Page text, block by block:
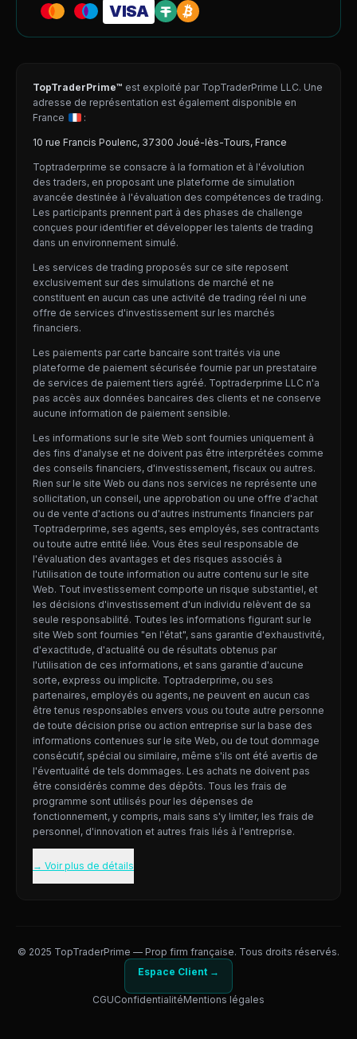
VISA
TopTraderPrime™ est exploité par TopTraderPrime LLC. Une
adresse de représentation est également disponible en
France
:
10 rue Francis Poulenc, 37300 Joué-lès-Tours, France
Toptraderprime se consacre à la formation et à l'évolution
des traders, en proposant une plateforme de simulation
avancée destinée à l'évaluation des compétences de trading.
Les participants prennent part à des phases de challenge
conçues pour identifier et développer les talents de trading
dans un environnement simulé.
Les services de trading proposés sur ce site reposent
exclusivement sur des simulations de marché et ne
constituent en aucun cas une activité de trading réel ni une
offre de services d'investissement sur les marchés
financiers.
Les paiements par carte bancaire sont traités via une
plateforme de paiement sécurisée fournie par un prestataire
de services de paiement tiers agréé. Toptraderprime LLC n'a
pas accès aux données bancaires des clients et ne conserve
aucune information de paiement sensible.
Les informations sur le site Web sont fournies uniquement à
des fins d'analyse et ne doivent pas être interprétées comme
des conseils financiers, d'investissement, fiscaux ou autres.
Rien sur le site Web ou dans nos services ne représente une
sollicitation, un conseil, une approbation ou une offre d'achat
ou de vente d'actions ou d'autres instruments financiers par
Toptraderprime, ses agents, ses employés, ses contractants
ou toute autre entité liée. Vous êtes seul responsable de
l'évaluation des avantages et des risques associés à
l'utilisation de toute information ou autre contenu sur le site
Web. Tout investissement comporte un risque substantiel, et
les décisions d'investissement d'un individu relèvent de sa
seule responsabilité. Toutes les informations figurant sur le
site Web sont fournies "en l'état", sans garantie d'exhaustivité,
d'exactitude, d'actualité ou de résultats obtenus par
l'utilisation de ces informations, et sans garantie d'aucune
sorte, express ou implicite. Toptraderprime, ou ses
partenaires, employés ou agents, ne peuvent en aucun cas
être tenus responsables envers vous ou toute autre personne
de toute décision prise ou action entreprise sur la base des
informations contenues sur le site Web, ou de tout dommage
consécutif, spécial ou similaire, même s'ils ont été avertis de
l'éventualité de tels dommages. Les achats ne doivent pas
être considérés comme des dépôts. Tous les frais de
programme sont utilisés pour les dépenses de
fonctionnement, y compris, mais sans s'y limiter, les frais de
personnel, d'innovation et autres frais liés à l'entreprise.
→ Voir plus de détails
© 2025 TopTraderPrime — Prop firm française. Tous droits réservés.
Espace Client →
CGUConfidentialitéMentions légales